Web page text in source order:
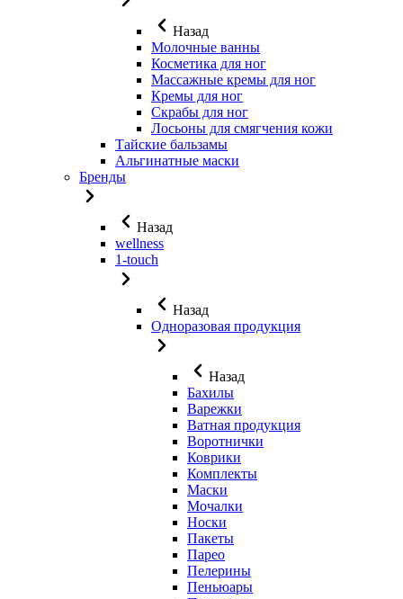
Назад
Молочные ванны
Косметика для ног
Массажные кремы для ног
Кремы для ног
Скрабы для ног
Лосьоны для смягчения кожи
Тайские бальзамы
Альгинатные маски
Бренды
Назад
wellness
1-touch
Назад
Одноразовая продукция
Назад
Бахилы
Варежки
Ватная продукция
Воротнички
Коврики
Комплекты
Маски
Мочалки
Носки
Пакеты
Парео
Пелерины
Пеньюары